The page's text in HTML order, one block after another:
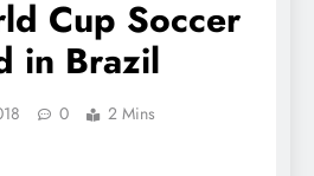
Cup Soccer
in Brazil
0 2 Mins